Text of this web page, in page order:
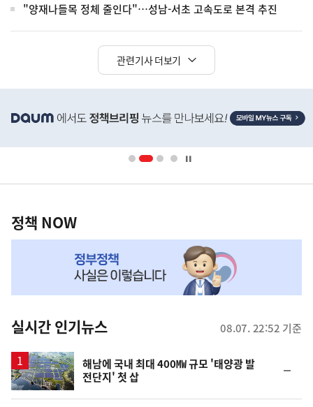
"양재나들목 정체 줄인다"…성남-서초 고속도로 본격 추진
관련기사 더보기
단
영
책
NOW,
뉴
스
정책 NOW
실시간 인기뉴스 08.07. 22:52 기준
해남에 국내 최대 400㎿ 규모 '태양광 발
전단지' 첫 삽
일